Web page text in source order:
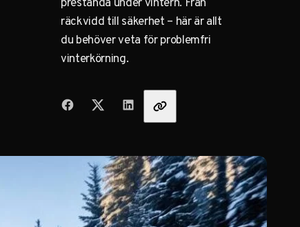
räckvidd till säkerhet – här är allt
du behöver veta för problemfri
vinterkörning.
Dela med vänner